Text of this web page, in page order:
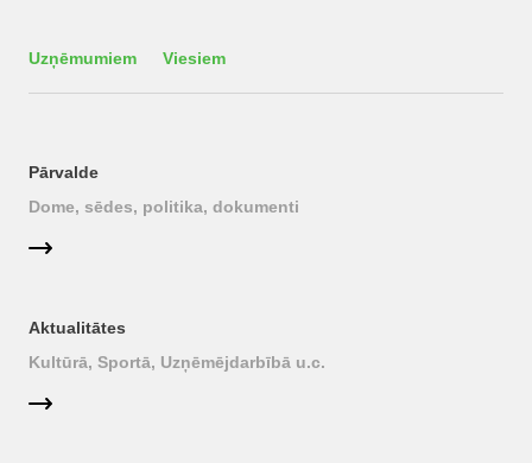
Uzņēmumiem Viesiem
Pārvalde
Dome, sēdes, politika, dokumenti
Aktualitātes
Kultūrā, Sportā, Uzņēmējdarbībā u.c.